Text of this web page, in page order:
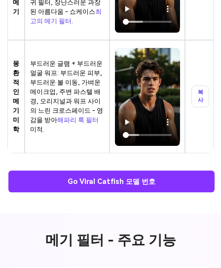
메
기
귀 필터, 장난스러운 과장
된 아름다움 - 쇼케이스최
고의 메기 필터
몽
환
적
인
메
기
미
학
부드러운 글램 + 부드러운
얼굴 워프: 부드러운 피부,
부드러운 볼 이동, 가벼운
메이크업, 주변 파스텔 배
경, 오리지널과 워프 사이
의 느린 크로스페이드 - 영
감을 받아해파리 룩 필터
미적.
복
사
Go Viral Catfish 모델 번호
메기 필터 - 주요 기능